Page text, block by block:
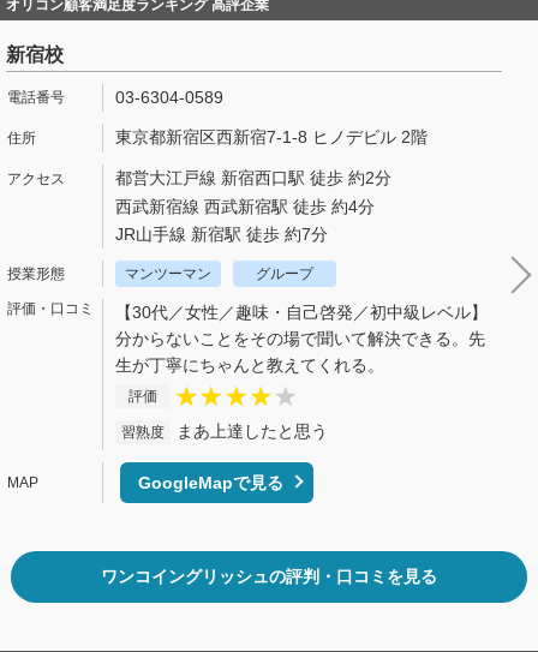
オリコン顧客満足度ランキング 高評企業
新宿校
03-6304-0589
東京都新宿区西新宿7-1-8 ヒノデビル 2階
都営大江戸線 新宿西口駅 徒歩 約2分
西武新宿線 西武新宿駅 徒歩 約4分
JR山手線 新宿駅 徒歩 約7分
マンツーマン グループ
【30代／女性／趣味・自己啓発／初中級レベル】
分からないことをその場で聞いて解決できる。先
生が丁寧にちゃんと教えてくれる。
評価
習熟度 まあ上達したと思う
GoogleMapで見る
ワンコイングリッシュの評判・口コミを見る